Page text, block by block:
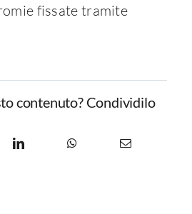
fissate tramite
contenuto? Condividilo